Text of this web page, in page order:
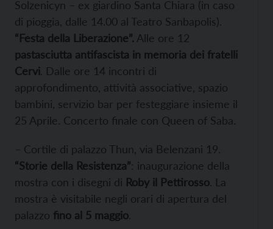
Solzenicyn – ex giardino Santa Chiara (in caso
di pioggia, dalle 14.00 al Teatro Sanbapolis).
“Festa della Liberazione”. Alle ore 12
pastasciutta antifascista in memoria dei fratelli
Cervi. Dalle ore 14 incontri di
approfondimento, attività associative, spazio
bambini, servizio bar per festeggiare insieme il
25 Aprile. Concerto finale con Queen of Saba.
– Cortile di palazzo Thun, via Belenzani 19.
“Storie della Resistenza”: inaugurazione della
mostra con i disegni di Roby il Pettirosso. La
mostra è visitabile negli orari di apertura del
palazzo fino al 5 maggio.